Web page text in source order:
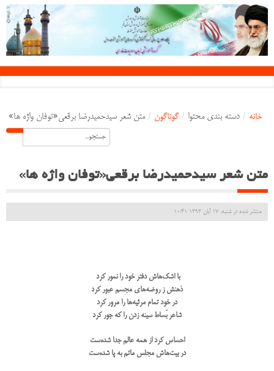
خانه / دسته بندی محتوا / گوناگون / متن شعر سیدحمیدرضا برقعی«توفان واژه ها»
متن شعر سیدحمیدرضا برقعی«توفان واژه ها»
منتشر شده در شنبه, 17 آبان 1393 10:41
با اشک‌هاش دفتر خود را نمور کرد
ذهنش ز روضه‌های مجسم عبور کرد
در خود تمام مرثیه‌ها را مرور کرد
شاعر بَساط سینه زدن را که جور کرد
احساس کرد از همه عالم جدا شده‌ست
در بیت‌هاش مجلس ماتم به پا شده‌ست